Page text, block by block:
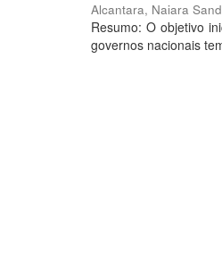
Alcantara, Naiara
Resumo: O objetivo
governos nacionais